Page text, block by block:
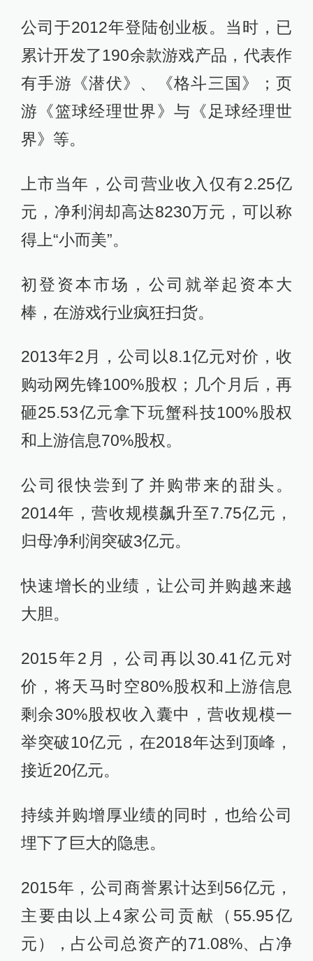
公司于2012年登陆创业板。当时，已
累计开发了190余款游戏产品，代表作
有手游《潜伏》、《格斗三国》；页
游《篮球经理世界》与《足球经理世
界》等。
上市当年，公司营业收入仅有2.25亿
元，净利润却高达8230万元，可以称
得上“小而美”。
初登资本市场，公司就举起资本大
棒，在游戏行业疯狂扫货。
2013年2月，公司以8.1亿元对价，收
购动网先锋100%股权；几个月后，再
砸25.53亿元拿下玩蟹科技100%股权
和上游信息70%股权。
公司很快尝到了并购带来的甜头。
2014年，营收规模飙升至7.75亿元，
归母净利润突破3亿元。
快速增长的业绩，让公司并购越来越
大胆。
2015年2月，公司再以30.41亿元对
价，将天马时空80%股权和上游信息
剩余30%股权收入囊中，营收规模一
举突破10亿元，在2018年达到顶峰，
接近20亿元。
持续并购增厚业绩的同时，也给公司
埋下了巨大的隐患。
2015年，公司商誉累计达到56亿元，
主要由以上4家公司贡献（55.95亿
元），占公司总资产的71.08%、占净